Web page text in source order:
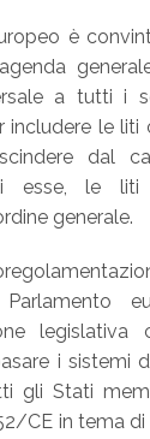
è
a tutti i
includere le liti
dal
esse, le
generale.
legislativa
i sistemi
gli Stati
CE in tema di